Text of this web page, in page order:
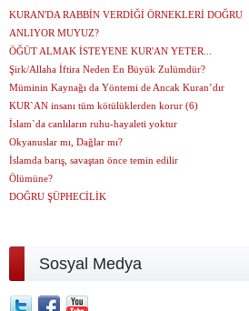
KURAN'DA RABBİN VERDİĞİ ÖRNEKLERİ DOĞRU
ANLIYOR MUYUZ?
ÖĞÜT ALMAK İSTEYENE KUR'AN YETER...
Şirk/Allaha İftira Neden En Büyük Zulümdür?
Müminin Kaynağı da Yöntemi de Ancak Kuran’dır
KUR`AN insanı tüm kötülüklerden korur (6)
İslam`da canlıların ruhu-hayaleti yoktur
Okyanuslar mı, Dağlar mı?
İslamda barış, savaştan önce temin edilir
Ölümüne?
DOĞRU ŞÜPHECİLİK
Sosyal Medya